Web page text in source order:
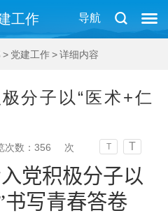
导航
工作
> 党建工作>详细内容
分子以“医术+仁
次数： 356 次 T T
党积极分子以
书写青春答卷